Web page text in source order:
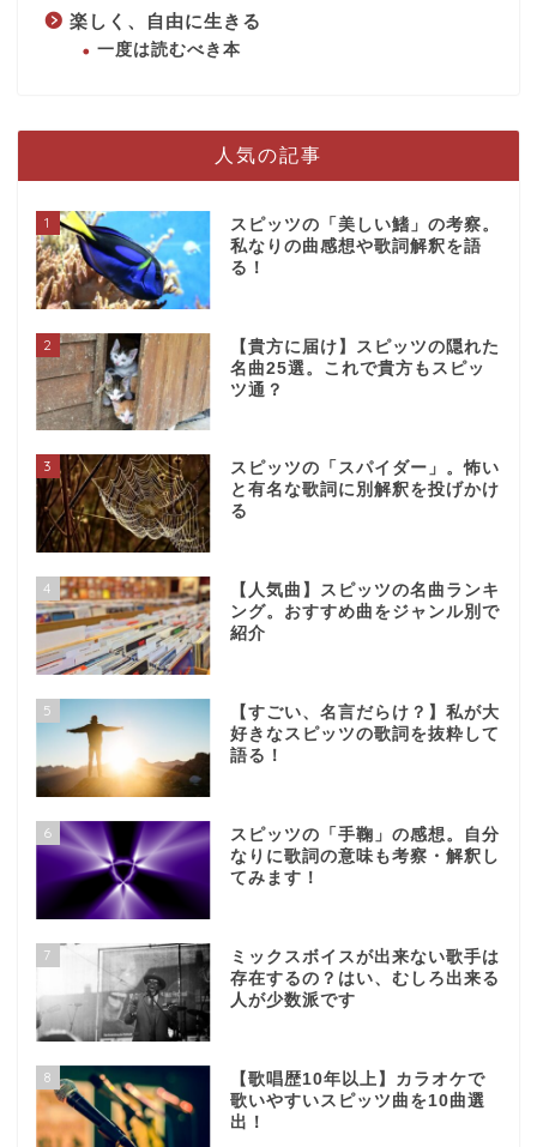
楽しく、自由に生きる
一度は読むべき本
人気の記事
1
スピッツの「美しい鰭」の考察。
私なりの曲感想や歌詞解釈を語
る！
2
【貴方に届け】スピッツの隠れた
名曲25選。これで貴方もスピッ
ツ通？
3
スピッツの「スパイダー」。怖い
と有名な歌詞に別解釈を投げかけ
る
4
【人気曲】スピッツの名曲ランキ
ング。おすすめ曲をジャンル別で
紹介
5
【すごい、名言だらけ？】私が大
好きなスピッツの歌詞を抜粋して
語る！
6
スピッツの「手鞠」の感想。自分
なりに歌詞の意味も考察・解釈し
てみます！
7
ミックスボイスが出来ない歌手は
存在するの？はい、むしろ出来る
人が少数派です
8
【歌唱歴10年以上】カラオケで
歌いやすいスピッツ曲を10曲選
出！